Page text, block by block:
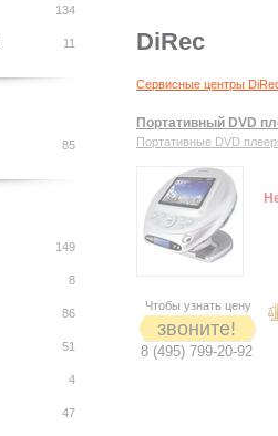
DiRec
Сервисные центры
Портативный DVD
Портативные DVD
Чтобы узнать цену
звоните!
8 (495) 799-20-92
134
11
85
149
8
86
51
4
47